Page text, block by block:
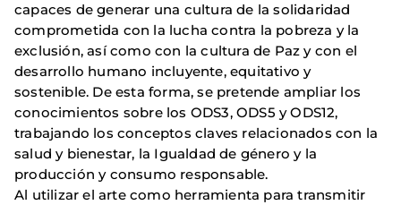
capaces de generar una cultura de la solidaridad
comprometida con la lucha contra la pobreza y la
exclusión, así como con la cultura de Paz y con el
desarrollo humano incluyente, equitativo y
sostenible. De esta forma, se pretende ampliar los
conocimientos sobre los ODS3, ODS5 y ODS12,
trabajando los conceptos claves relacionados con la
salud y bienestar, la Igualdad de género y la
producción y consumo responsable.
Al utilizar el arte como herramienta para transmitir